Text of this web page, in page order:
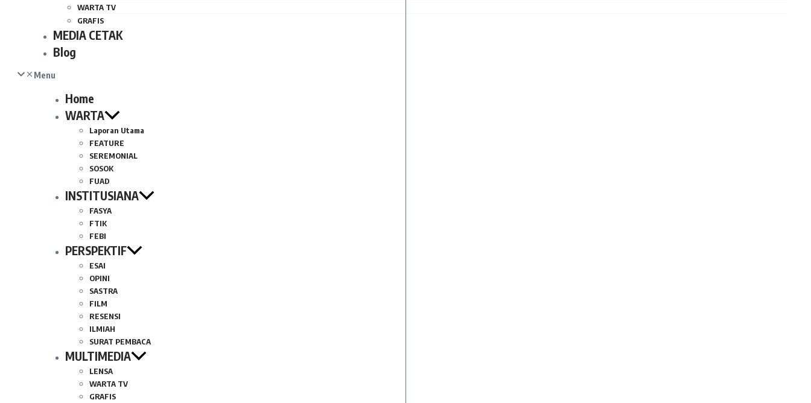
WARTA TV
GRAFIS
MEDIA CETAK
Blog
Menu
Home
WARTA
Laporan Utama
FEATURE
SEREMONIAL
SOSOK
FUAD
INSTITUSIANA
FASYA
FTIK
FEBI
PERSPEKTIF
ESAI
OPINI
SASTRA
FILM
RESENSI
ILMIAH
SURAT PEMBACA
MULTIMEDIA
LENSA
WARTA TV
GRAFIS